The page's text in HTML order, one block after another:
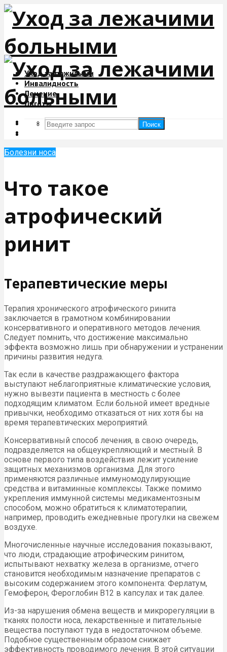
Уход за пожилыми
Инвалидность
Лечение
Льготы
Поиск
Поиск
Болезни носа
Что такое
атрофический
ринит
Терапевтические меры
Терапия хронического атрофического ринита
заключается в грамотном комбинировании
консервативного и оперативного методов лечения.
Следует помнить, что достижение максимально
эффекта возможно лишь при обнаружении и устранении
причины развития недуга.
Так если в качестве раздражающего фактора
выступают неблагоприятные климатические условия,
нужно вывезти пациента в местность с более
подходящим климатом. Если больной имеет вредные
привычки, необходимо отказаться от них хотя бы на
время терапевтических мероприятий.
Консервативный способ лечения, в свою очередь,
подразделяется на общеукрепляющий и местный. В
основе первого типа воздействия лежит усиление
защитных механизмов организма. Для этого
применяются различные иммуномодулирующие
средства и витаминные комплексы. Также помимо
укрепления иммунной системы медикаментозным
способом, можно обратиться к климатотерапии,
например, проводить ежедневные прогулки на свежем
воздухе.
Многочисленные научные исследования показывают,
что люди, страдающие атрофическим ринитом,
испытывают нехватку железа в организме, отчего
становится необходимым назначение препаратов с
высоким содержанием этого компонента: Ферлатум,
Гемоферон, Фероглобин В12 в капсулах и так далее.
Из-за нарушения обмена веществ и микрорегуляции в
тканях полости носа, лекарственные и питательные
вещества поступают туда в недостаточном объеме.
Подобное существенным образом снижает
эффективность проводимого лечения. В этой ситуации